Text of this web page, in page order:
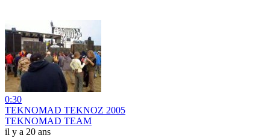
0:30
TEKNOMAD TEKNOZ 2005
TEKNOMAD TEAM
il y a 20 ans